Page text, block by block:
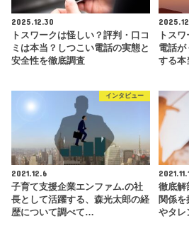
2025.12.30
トスワークは怪しい？評判・口コ
ミは本当？しつこい電話の実態と
安全性を徹底調査
トス
電話が
する
インタビュー
2021.12.6
子育て支援企業エンファム.の社
長として活躍する、森光太郎の経
歴について調べて…
徹底解
関係
やタ